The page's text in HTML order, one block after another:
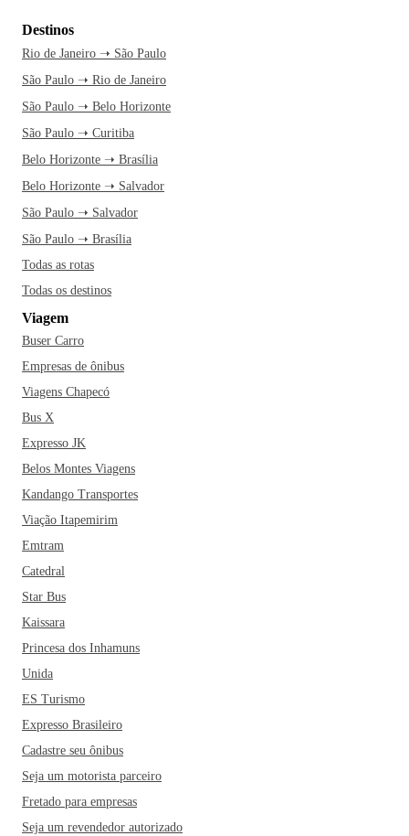
Destinos
Rio de Janeiro ➝ São Paulo
São Paulo ➝ Rio de Janeiro
São Paulo ➝ Belo Horizonte
São Paulo ➝ Curitiba
Belo Horizonte ➝ Brasília
Belo Horizonte ➝ Salvador
São Paulo ➝ Salvador
São Paulo ➝ Brasília
Todas as rotas
Todas os destinos
Viagem
Buser Carro
Empresas de ônibus
Viagens Chapecó
Bus X
Expresso JK
Belos Montes Viagens
Kandango Transportes
Viação Itapemirim
Emtram
Catedral
Star Bus
Kaissara
Princesa dos Inhamuns
Unida
ES Turismo
Expresso Brasileiro
Cadastre seu ônibus
Seja um motorista parceiro
Fretado para empresas
Seja um revendedor autorizado